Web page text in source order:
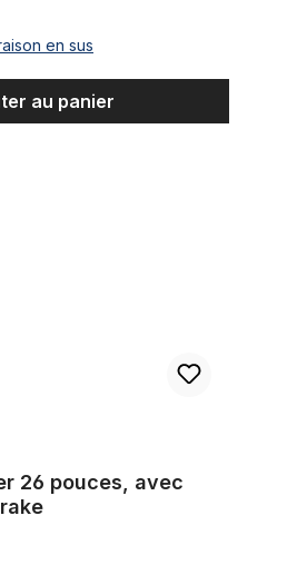
en sus
au panier
26 pouces, avec